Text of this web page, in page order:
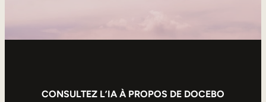
CONSULTEZ L’IA À PROPOS DE DOCEBO